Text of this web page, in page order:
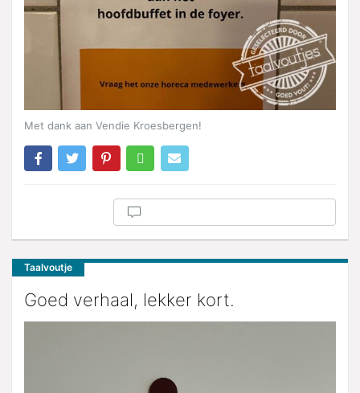
Met dank aan Vendie Kroesbergen!
Taalvoutje
Goed verhaal, lekker kort.